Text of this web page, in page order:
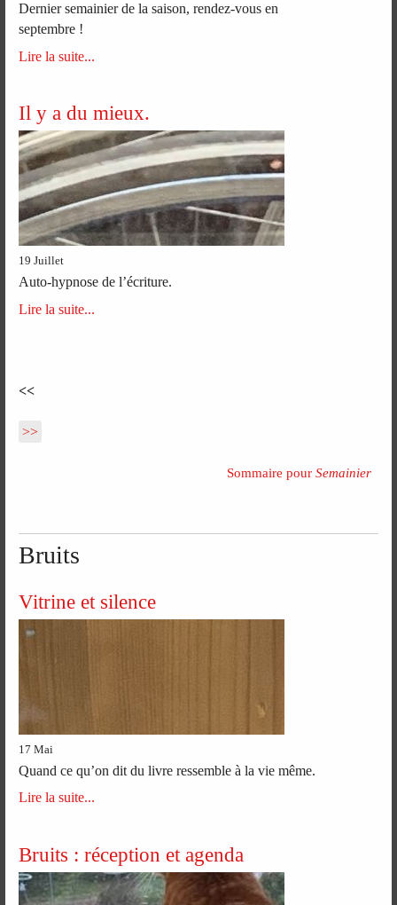
Dernier semainier de la saison, rendez-vous en
septembre !
Lire la suite...
Il y a du mieux.
19 Juillet
Auto-hypnose de l’écriture.
Lire la suite...
<<
>>
Sommaire pour Semainier
Bruits
Vitrine et silence
17 Mai
Quand ce qu’on dit du livre ressemble à la vie même.
Lire la suite...
Bruits : réception et agenda